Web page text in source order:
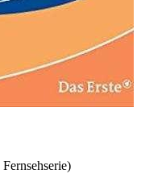
Fernsehserie)